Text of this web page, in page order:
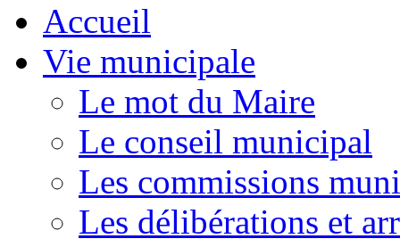
Accueil
Vie municipale
Le mot du Maire
Le conseil municipal
Les commissions
Les délibérations et